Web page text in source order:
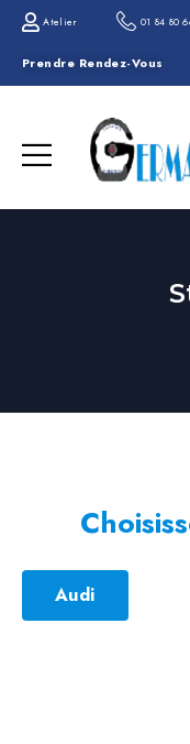
Atelier 01 84 80
Prendre Rendez-Vous
Audi